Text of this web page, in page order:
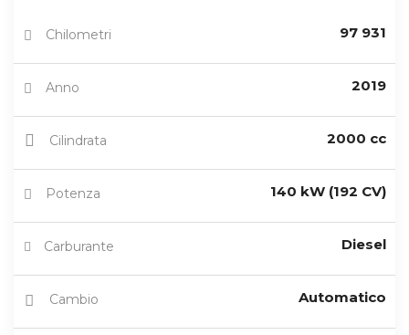
Chilometri 97 931
Anno 2019
Cilindrata 2000 cc
Potenza 140 kW (192 CV)
Carburante Diesel
Cambio Automatico